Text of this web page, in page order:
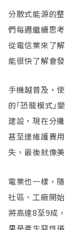
分散式能源的
們每週繼續思
從電信業來了
能很快了解會
手機越普及，
的｢恐龍模式｣
建設，現在分
甚至連維護費
失，最後就像
電業也一樣，
社區、工廠開
將高達8至9成